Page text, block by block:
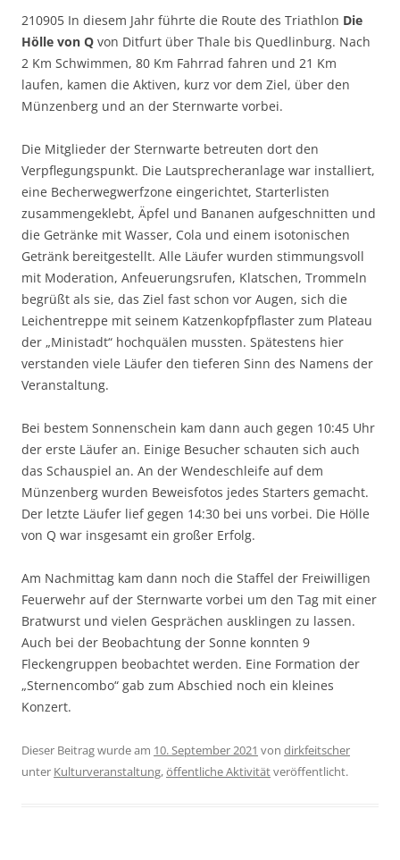
210905 In diesem Jahr führte die Route des Triathlon Die
Hölle von Q von Ditfurt über Thale bis Quedlinburg. Nach
2 Km Schwimmen, 80 Km Fahrrad fahren und 21 Km
laufen, kamen die Aktiven, kurz vor dem Ziel, über den
Münzenberg und an der Sternwarte vorbei.
Die Mitglieder der Sternwarte betreuten dort den
Verpflegungspunkt. Die Lautsprecheranlage war installiert,
eine Becherwegwerfzone eingerichtet, Starterlisten
zusammengeklebt, Äpfel und Bananen aufgeschnitten und
die Getränke mit Wasser, Cola und einem isotonischen
Getränk bereitgestellt. Alle Läufer wurden stimmungsvoll
mit Moderation, Anfeuerungsrufen, Klatschen, Trommeln
begrüßt als sie, das Ziel fast schon vor Augen, sich die
Leichentreppe mit seinem Katzenkopfpflaster zum Plateau
der „Ministadt“ hochquälen mussten. Spätestens hier
verstanden viele Läufer den tieferen Sinn des Namens der
Veranstaltung.
Bei bestem Sonnenschein kam dann auch gegen 10:45 Uhr
der erste Läufer an. Einige Besucher schauten sich auch
das Schauspiel an. An der Wendeschleife auf dem
Münzenberg wurden Beweisfotos jedes Starters gemacht.
Der letzte Läufer lief gegen 14:30 bei uns vorbei. Die Hölle
von Q war insgesamt ein großer Erfolg.
Am Nachmittag kam dann noch die Staffel der Freiwilligen
Feuerwehr auf der Sternwarte vorbei um den Tag mit einer
Bratwurst und vielen Gesprächen ausklingen zu lassen.
Auch bei der Beobachtung der Sonne konnten 9
Fleckengruppen beobachtet werden. Eine Formation der
„Sternencombo“ gab zum Abschied noch ein kleines
Konzert.
Dieser Beitrag wurde am 10. September 2021 von dirkfeitscher
unter Kulturveranstaltung,öffentliche Aktivitätveröffentlicht.